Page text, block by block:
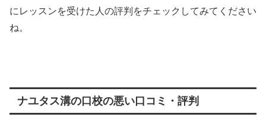
にレッスンを受けた人の評判をチェックしてみてください
ね。
ナユタス溝の口校の悪い口コミ・評判